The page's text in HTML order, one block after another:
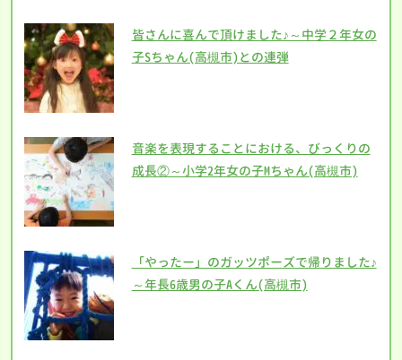
皆さんに喜んで頂けました♪～中学２年女の
子Sちゃん(高槻市)との連弾
音楽を表現することにおける、びっくりの
成長②～小学2年女の子Mちゃん(高槻市)
「やったー」のガッツポーズで帰りました♪
～年長6歳男の子Aくん(高槻市)